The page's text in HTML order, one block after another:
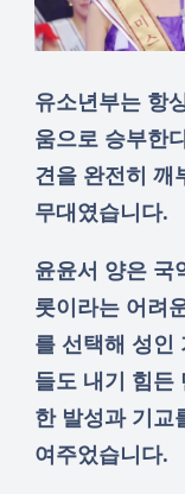
유소년부는 항
움으로 승부한
견을 완전히 깨
무대였습니다.
윤윤서 양은 국
롯이라는 어려
를 선택해 성인
들도 내기 힘든
한 발성과 기교
여주었습니다.